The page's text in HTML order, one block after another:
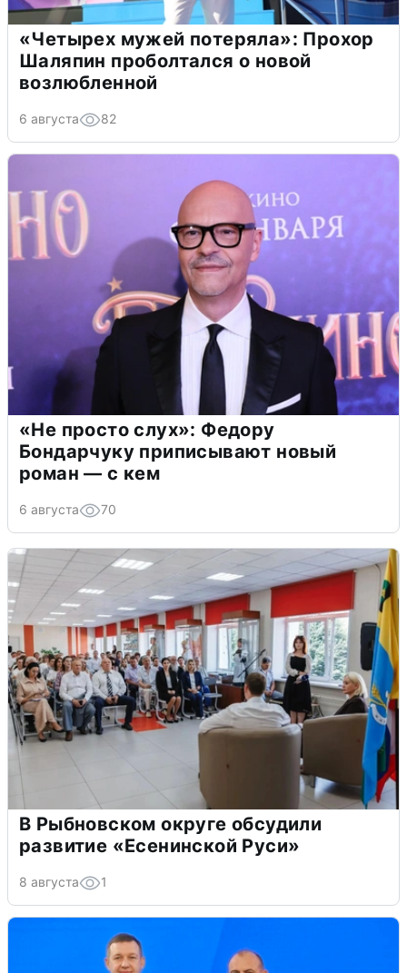
«Четырех мужей потеряла»: Прохор
Шаляпин проболтался о новой
возлюбленной
6 августа 82
«Не просто слух»: Федору
Бондарчуку приписывают новый
роман — с кем
6 августа 70
В Рыбновском округе обсудили
развитие «Есенинской Руси»
8 августа 1